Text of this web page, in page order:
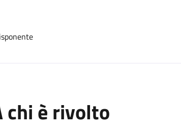
chi è rivolto